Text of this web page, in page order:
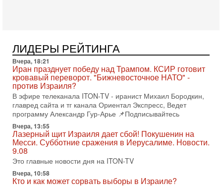
Иран задыхается. КСИР готовит удар! Россия теряет
последних союзников. Путин - псих!
В эфире ITON-TV доктор Эльдар Намазов , историк,
политолог, в прошлом – помощник Президента
Азербайджана Гейдара Алиева . Ведет программу
Александр
3-08-2026, 11:09
Выборы в Израиле в опасности?! ШАБАК формирует
спецотдел
В этом выпуске мы разбираем одну из самых тревожных
тем израильской политики. Известно, что израильская
Служба общей безопасности (ШАБАК) создала
3-08-2026, 08:32
Трамп и Иран: последний шанс - НОВОСТИ
03/08/2026
ЛИДЕРЫ РЕЙТИНГА
Вчера, 18:21
Иран празднует победу над Трампом. КСИР готовит
кровавый переворот. "Бижневосточное НАТО" -
против Израиля?
В эфире телеканала ITON-TV - иранист Михаил Бородкин,
главред сайта и тг канала Ориентал Экспресс, Ведет
программу Александр Гур-Арье 📌Подписывайтесь
Вчера, 13:55
Лазерный щит Израиля дает сбой! Покушенин на
Месси. Субботние сражения в Иерусалиме. Новости.
9.08
Это главные новости дня на ITON-TV
Вчера, 10:58
Кто и как может сорвать выборы в Израиле?